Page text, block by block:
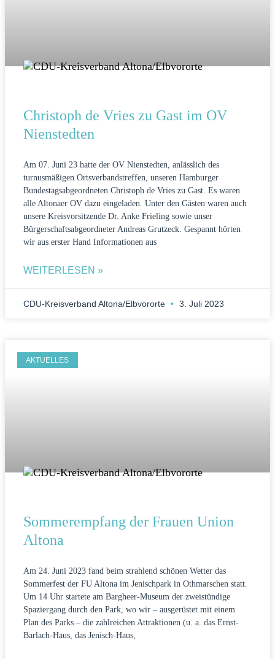
Christoph de Vries zu Gast im OV
Nienstedten
Am 07. Juni 23 hatte der OV Nienstedten, anlässlich des
turnusmäßigen Ortsverbandstreffen, unseren Hamburger
Bundestagsabgeordneten Christoph de Vries zu Gast. Es waren
alle Altonaer OV dazu eingeladen. Unter den Gästen waren auch
unsere Kreisvorsitzende Dr. Anke Frieling sowie unser
Bürgerschaftsabgeordneter Andreas Grutzeck. Gespannt hörten
wir aus erster Hand Informationen aus
WEITERLESEN »
CDU-Kreisverband Altona/Elbvororte 3. Juli 2023
AKTUELLES
Sommerempfang der Frauen Union
Altona
Am 24. Juni 2023 fand beim strahlend schönen Wetter das
Sommerfest der FU Altona im Jenischpark in Othmarschen statt.
Um 14 Uhr startete am Bargheer-Museum der zweistündige
Spaziergang durch den Park, wo wir – ausgerüstet mit einem
Plan des Parks – die zahlreichen Attraktionen (u. a. das Ernst-
Barlach-Haus, das Jenisch-Haus,